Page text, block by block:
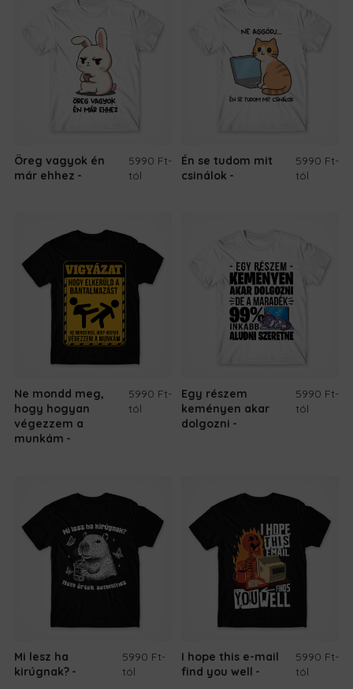
Öreg vagyok én
már ehhez
5990 Ft-
tól
Én se tudom mit
csinálok
5990 Ft-
tól
Ne mondd meg,
hogy hogyan
végezzem a
munkám
5990 Ft-
tól
Egy részem
keményen akar
dolgozni
5990 Ft-
tól
Mi lesz ha
kirúgnak?
5990 Ft-
tól
I hope this e-mail
find you well
5990 Ft-
tól